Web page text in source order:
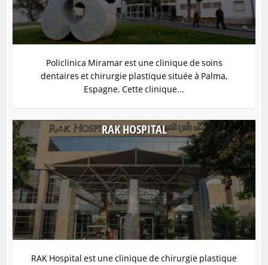
Policlinica Miramar est une clinique de soins
dentaires et chirurgie plastique située à Palma,
Espagne. Cette clinique...
RAK HOSPITAL
RAK Hospital est une clinique de chirurgie plastique